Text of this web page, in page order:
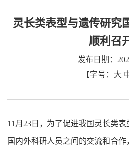
灵长类表型与遗传研究
顺利召
发布日期：
【字号： 大
11月23日，为了促进我国灵长类
国内外科研人员之间的交流和合